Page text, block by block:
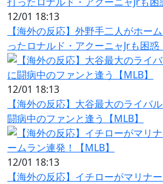
12/01 18:13
【海外の反応】外野手二人がホー
ったロナルド・アクーニャJrも困惑
12/01 18:13
【海外の反応】大谷最大のライバ
闘病中のファンと逢う【MLB】
12/01 18:13
【海外の反応】イチローがマリナ